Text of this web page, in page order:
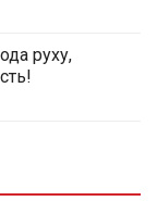
руху,